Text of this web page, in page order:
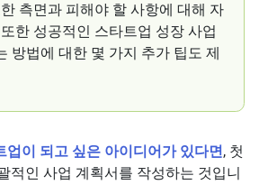
측면과 피해야 할 사항에 대해 자
한 성공적인 스타트업 성장 사업
방법에 대한 몇 가지 추가 팁도 제
업이 되고 싶은 아이디어가 있다면, 첫
적인 사업 계획서를 작성하는 것입니